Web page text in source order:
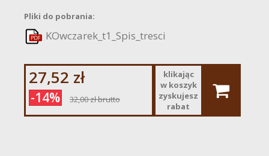
Pliki do pobrania:
KOwczarek_t1_Spis_tresci
27,52 zł
-14% 32,00 złbrutto
klikając
w koszyk
zyskujesz
rabat